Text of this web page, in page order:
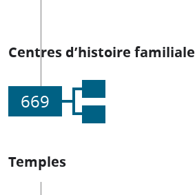
Centres d’histoire familiale
669
Temples